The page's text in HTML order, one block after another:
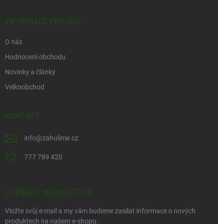
INFORMACE PRO VÁS
O nás
Hodnocení obchodu
Novinky a články
Velkoobchod
KONTAKT
info@zahulime.cz
777 789 420
ODEBÍRAT NEWSLETTER
Vložte svůj e-mail a my vám budeme zasílat informace o nových
produktech na našem e-shopu.